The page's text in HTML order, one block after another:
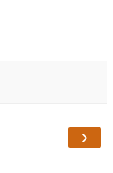
›